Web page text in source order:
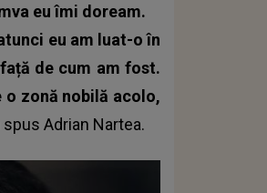
eu îmi doream.
eu am luat-o în
de cum am fost.
zonă nobilă acolo,
spus Adrian Nartea.